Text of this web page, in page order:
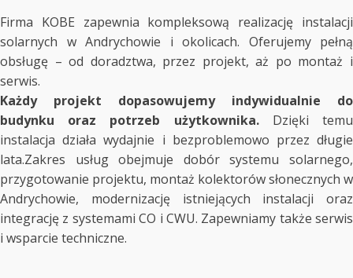
Firma KOBE zapewnia kompleksową realizację instalacji
solarnych w Andrychowie i okolicach. Oferujemy pełną
obsługę – od doradztwa, przez projekt, aż po montaż i
serwis.
Każdy projekt dopasowujemy indywidualnie do
budynku oraz potrzeb użytkownika.Dzięki temu
instalacja działa wydajnie i bezproblemowo przez długie
lata.Zakres usług obejmuje dobór systemu solarnego,
przygotowanie projektu, montaż kolektorów słonecznych w
Andrychowie, modernizację istniejących instalacji oraz
integrację z systemami CO i CWU. Zapewniamy także serwis
i wsparcie techniczne.